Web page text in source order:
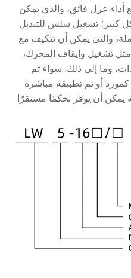
أداء عزل فائق، والذي يمكن
كبير؛ تشغيل سلس للتبديل
والتي يمكن أن تتكيف مع
مثل تشغيل وإيقاف المحرك،
وما إلى ذلك. سواء تم
أو تم تطبيقه مباشرة
يمكن أن يوفر تحكمًا مستقرًا